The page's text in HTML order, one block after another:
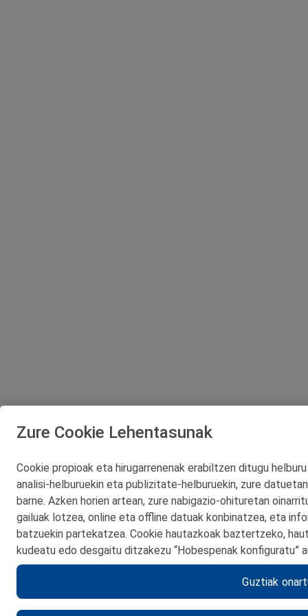
Zure Cookie Lehentasunak
Cookie propioak eta hirugarrenenak erabiltzen ditugu
analisi‑helburuekin eta publizitate‑helburuekin, zure
barne. Azken horien artean, zure nabigazio‑ohituretan
gailuak lotzea, online eta offline datuak konbinatzea, eta
batzuekin partekatzea. Cookie hautazkoak baztertzeko,
kudeatu edo desgaitu ditzakezu “Hobespenak konfiguratu”
Guztiak